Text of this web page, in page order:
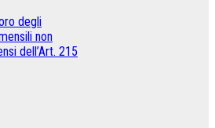
degli
non
dell’Art. 215